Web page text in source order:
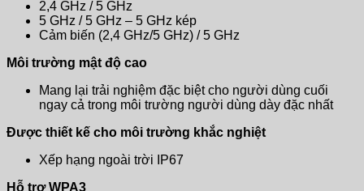
2,4 GHz / 5 GHz
5 GHz / 5 GHz – 5 GHz kép
Cảm biến (2,4 GHz/5 GHz) / 5 GHz
Môi trường mật độ cao
Mang lại trải nghiệm đặc biệt cho người dùng cuối
ngay cả trong môi trường người dùng dày đặc nhất
Được thiết kế cho môi trường khắc nghiệt
Xếp hạng ngoài trời IP67
Hỗ trợ WPA3